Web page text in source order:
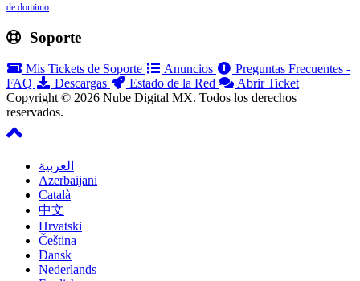
de dominio
Soporte
Mis Tickets de Soporte Anuncios
Preguntas Frecuentes -
FAQ
Descargas Estado de la Red
Abrir Ticket
Copyright © 2026 Nube Digital MX. Todos los derechos
reservados.
العربية
Azerbaijani
Català
中文
Hrvatski
Čeština
Dansk
Nederlands